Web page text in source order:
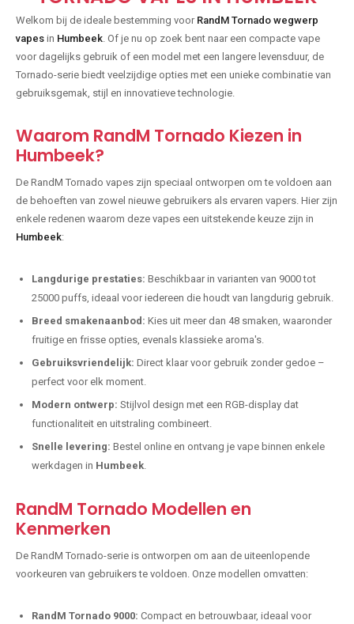
Welkom bij de ideale bestemming voor RandM Tornado wegwerp
vapes in Humbeek . Of je nu op zoek bent naar een compacte vape
voor dagelijks gebruik of een model met een langere levensduur, de
Tornado-serie biedt veelzijdige opties met een unieke combinatie van
gebruiksgemak, stijl en innovatieve technologie.
Waarom RandM Tornado Kiezen in
Humbeek?
De RandM Tornado vapes zijn speciaal ontworpen om te voldoen aan
de behoeften van zowel nieuwe gebruikers als ervaren vapers. Hier zijn
enkele redenen waarom deze vapes een uitstekende keuze zijn in
Humbeek:
Langdurige prestaties: Beschikbaar in varianten van 9000 tot
25000 puffs, ideaal voor iedereen die houdt van langdurig gebruik.
Breed smakenaanbod: Kies uit meer dan 48 smaken, waaronder
fruitige en frisse opties, evenals klassieke aroma's.
Gebruiksvriendelijk: Direct klaar voor gebruik zonder gedoe –
perfect voor elk moment.
Modern ontwerp: Stijlvol design met een RGB-display dat
functionaliteit en uitstraling combineert.
Snelle levering: Bestel online en ontvang je vape binnen enkele
werkdagen in Humbeek
RandM Tornado Modellen en
Kenmerken
De RandM Tornado-serie is ontworpen om aan de uiteenlopende
voorkeuren van gebruikers te voldoen. Onze modellen omvatten:
RandM Tornado 9000: Compact en betrouwbaar, ideaal voor